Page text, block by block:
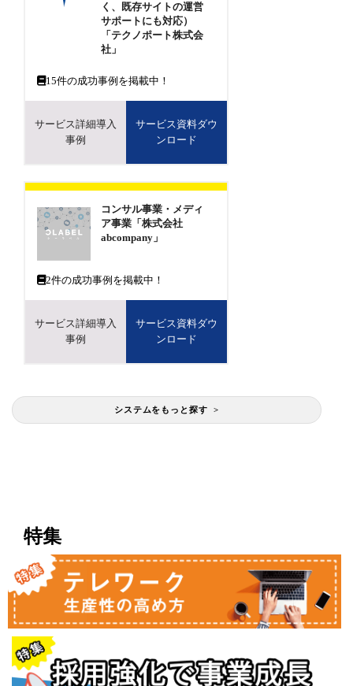
く、既存サイトの運営
サポートにも対応）
「テクノポート株式会
社」
15件の成功事例を掲載中！
サービス詳細導入
事例
サービス資料ダウ
ンロード
コンサル事業・メディ
ア事業「株式会社
abcompany」
2件の成功事例を掲載中！
サービス詳細導入
事例
サービス資料ダウ
ンロード
システムをもっと探す >
特集